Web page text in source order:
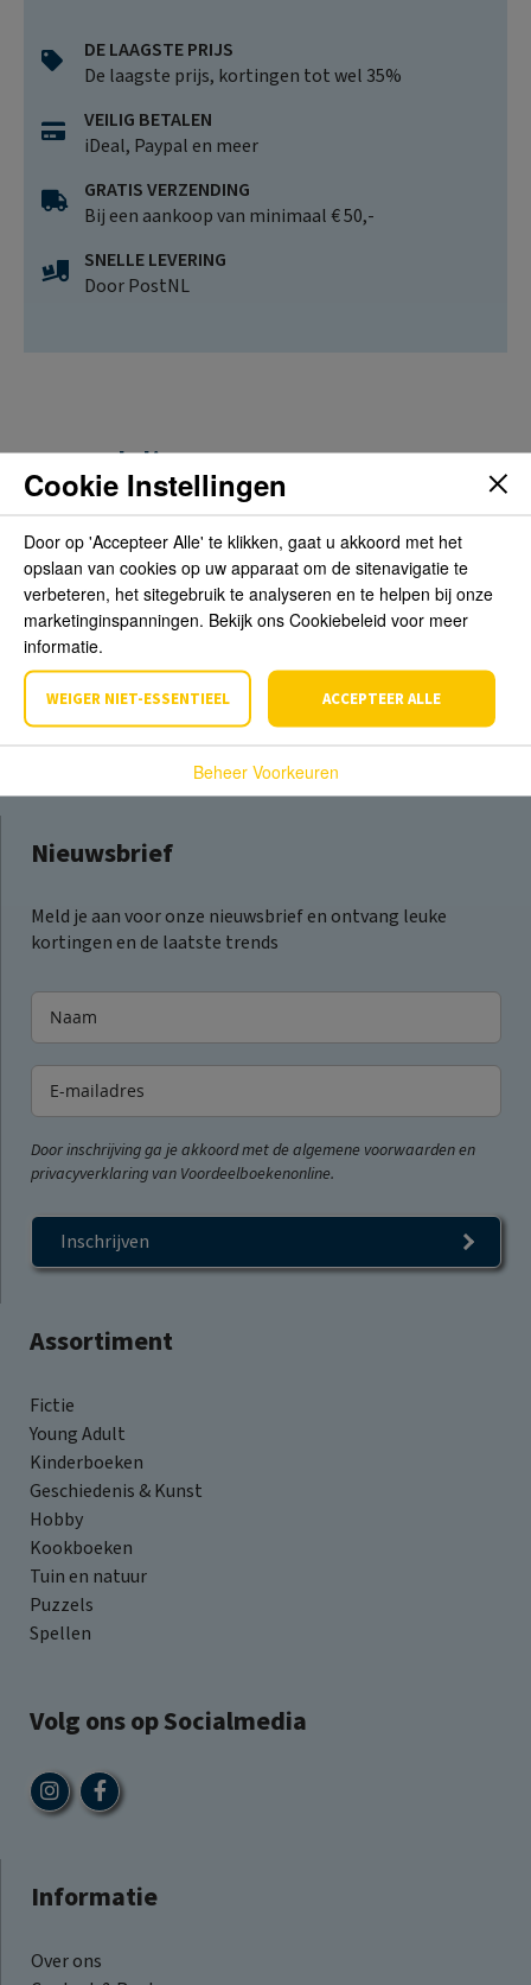
DE LAAGSTE PRIJS
De laagste prijs, kortingen tot wel 35%
VEILIG BETALEN
iDeal, Paypal en meer
GRATIS VERZENDING
Bij een aankoop van minimaal € 50,-
SNELLE LEVERING
Door PostNL
Beoordelingen
Schrijf de eerste review over dit product
Schrijf een beoordeling
Assortiment
Fictie
Young Adult
Kinderboeken
Geschiedenis & Kunst
Hobby
Kookboeken
Tuin en natuur
Puzzels
Spellen
Volg ons op Socialmedia
Informatie
Over ons
Nieuwsbrief
Meld je aan voor onze nieuwsbrief en ontvang leuke
kortingen en de laatste trends
Door inschrijving ga je akkoord met de algemene voorwaarden en
privacyverklaring van Voordeelboekenonline.
Inschrijven
Cookie Instellingen
Door op 'Accepteer Alle' te klikken, gaat u akkoord met het
opslaan van cookies op uw apparaat om de sitenavigatie te
verbeteren, het sitegebruik te analyseren en te helpen bij onze
marketinginspanningen. Bekijk ons Cookiebeleid voor meer
informatie.
WEIGER NIET-ESSENTIEEL ACCEPTEER ALLE
Beheer Voorkeuren